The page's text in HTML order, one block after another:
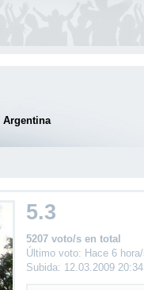
Argentina
5.3
5207 voto/s en total
Último voto: Hace 6
Subida: 12.03.2009